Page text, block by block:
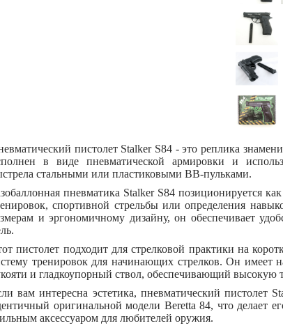
пистолет Stalker S84 - это реплика
в виде пневматической армировки и
стальными или пластиковыми BB-пульками.
пневматика Stalker S84 позиционируется
спортивной стрельбы или определения
и эргономичному дизайну, он обеспечивает
пистолет подходит для стрелковой практики на
тренировок для начинающих стрелков. Он имеет
и гладкоупорный ствол, обеспечивающий высокую
вам интересна эстетика, пневматический пистолет
оригинальной модели Beretta 84, что делает
аксессуаром для любителей оружия.